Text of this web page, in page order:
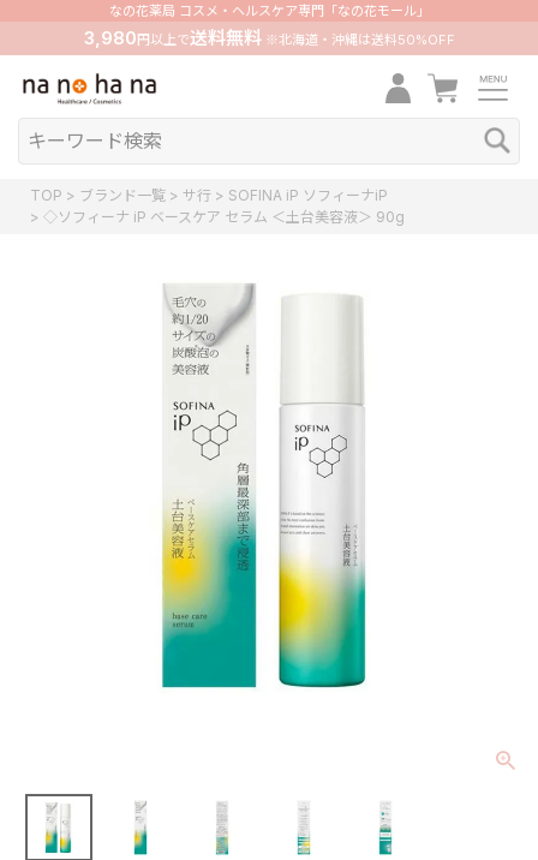
なの花薬局 コスメ・ヘルスケア専門「なの花モール」
3,980 円以上で送料無料※北海道・沖縄は送料50%OFF
TOP ブランド一覧 サ行
SOFINA iP ソフィーナiP
◇ソフィーナ iP ベースケア セラム ＜土台美容液＞ 90g